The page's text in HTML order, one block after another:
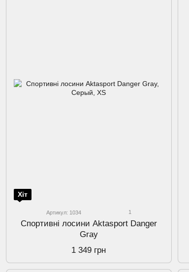
Хіт
Артикул: 1034 1
Спортивнi лосини Aktasport Danger
Gray
1 349 грн